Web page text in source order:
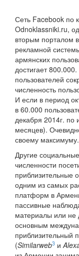
Сеть Facebook по
Odnoklassniki.ru,
вторым порталом
рекламной
армянских
достигает
пользователей
численность
И если в период
в 60.000
декабря 2014г. по
месяцев).
своему максимуму.
Другие
численности
приблизительные
одним из самых
платформ в
пассивные
материалы или не
основным
приблизительный
(Similarweb3 и